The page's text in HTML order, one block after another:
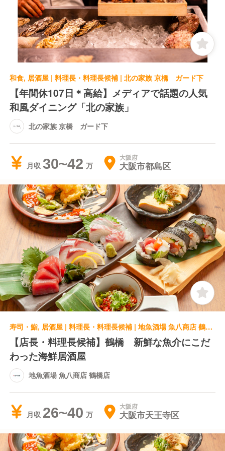
和食, 居酒屋 | 料理長・料理長候補 | 北の家族 京橋 ガード下
【年間休107日＊高給】メディアで話題の人気
和風ダイニング「北の家族」
北の家族 京橋 ガード下
月収 30~42 大阪府
大阪市都島区
寿司・鮨, 居酒屋 | 料理長・料理長候補 | 地魚酒場 魚八商店 鶴橋店
【店長・料理長候補】鶴橋 新鮮な魚介にこだ
わった海鮮居酒屋
地魚酒場 魚八商店 鶴橋店
月収 26~40 大阪府
大阪市天王寺区